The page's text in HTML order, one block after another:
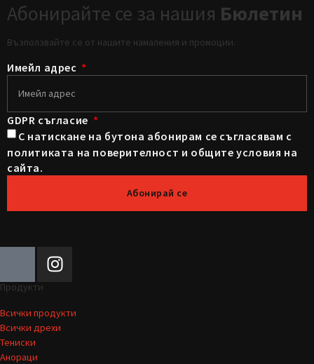
Абонирайте се за нашия Бюлетин
Възползвайте се от нашите намаления и промоции.
Имейл адрес
GDPR съгласие
С натискане на бутона абонирам се съгласявам с
политиката на поверителност и общите условия на
сайта.
Абонирай се
Продукти
Всички продукти
Всички дрехи
Тениски
Анораци